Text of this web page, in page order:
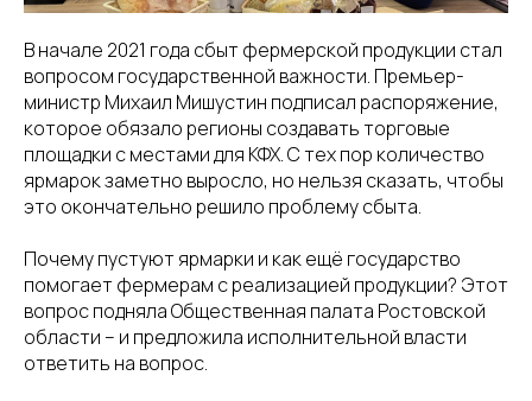
В начале 2021 года сбыт фермерской продукции стал
вопросом государственной важности. Премьер-
министр Михаил Мишустин подписал распоряжение,
которое обязало регионы создавать торговые
площадки с местами для КФХ. С тех пор количество
ярмарок заметно выросло, но нельзя сказать, чтобы
это окончательно решило проблему сбыта.
Почему пустуют ярмарки и как ещё государство
помогает фермерам с реализацией продукции? Этот
вопрос подняла Общественная палата Ростовской
области – и предложила исполнительной власти
ответить на вопрос.